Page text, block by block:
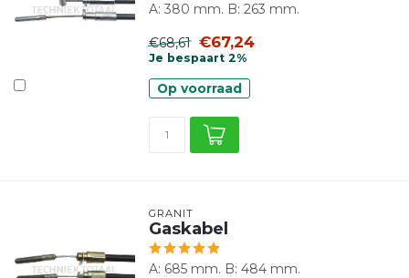
A: 380 mm. B: 263 mm.
€68,61 €67,24
Je bespaart 2%
Op voorraad
GRANIT
Gaskabel
A: 685 mm. B: 484 mm.